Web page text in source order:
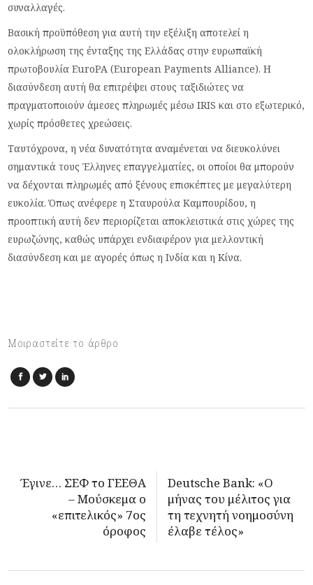
συναλλαγές.
Βασική προϋπόθεση για αυτή την εξέλιξη αποτελεί η
ολοκλήρωση της ένταξης της Ελλάδας στην ευρωπαϊκή
πρωτοβουλία EuroPA (European Payments Alliance). Η
διασύνδεση αυτή θα επιτρέψει στους ταξιδιώτες να
πραγματοποιούν άμεσες πληρωμές μέσω IRIS και στο εξωτερικό,
χωρίς πρόσθετες χρεώσεις.
Ταυτόχρονα, η νέα δυνατότητα αναμένεται να διευκολύνει
σημαντικά τους Έλληνες επαγγελματίες, οι οποίοι θα μπορούν
να δέχονται πληρωμές από ξένους επισκέπτες με μεγαλύτερη
ευκολία. Όπως ανέφερε η Σταυρούλα Καμπουρίδου, η
προοπτική αυτή δεν περιορίζεται αποκλειστικά στις χώρες της
ευρωζώνης, καθώς υπάρχει ενδιαφέρον για μελλοντική
διασύνδεση και με αγορές όπως η Ινδία και η Κίνα.
Μοιραστείτε το άρθρο
Έγινε… ΣΕΦ το ΓΕΕΘΑ
– Μούσκεμα ο
«επιτελικός» 7ος
όροφος
Deutsche Bank: «Ο
μήνας του μέλιτος για
τη τεχνητή νοημοσύνη
έλαβε τέλος»